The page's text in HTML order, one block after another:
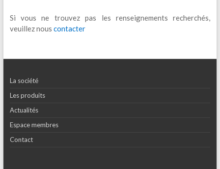
Si vous ne trouvez pas les renseignements recherchés,
veuillez nous contacter
La société
Les produits
Actualités
Espace membres
Contact